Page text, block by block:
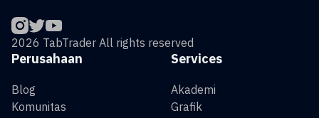
2026 TabTrader All rights reserved
Services
Akademi
Grafik
Perusahaan
Blog
Komunitas